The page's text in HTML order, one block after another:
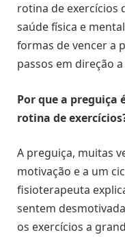
rotina de exercícios
saúde física e
formas de vencer a
passos em direção
Por que a preguiça
rotina de
A preguiça, muitas
motivação e a um
fisioterapeuta
sentem
os exercícios a